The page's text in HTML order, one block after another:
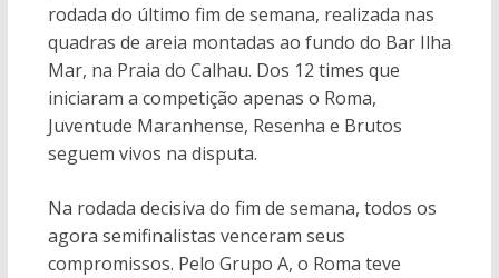
rodada do último fim de semana, realizada nas
quadras de areia montadas ao fundo do Bar Ilha
Mar, na Praia do Calhau. Dos 12 times que
iniciaram a competição apenas o Roma,
Juventude Maranhense, Resenha e Brutos
seguem vivos na disputa.
Na rodada decisiva do fim de semana, todos os
agora semifinalistas venceram seus
compromissos. Pelo Grupo A, o Roma teve